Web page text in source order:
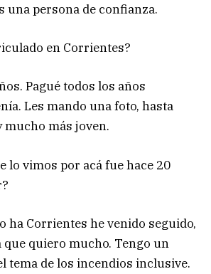
una persona de confianza.
en Corrientes?
Pagué todos los años
Les mando una foto, hasta
mucho más joven.
lo vimos por acá fue hace 20
ha Corrientes he venido seguido,
quiero mucho. Tengo un
tema de los incendios inclusive.